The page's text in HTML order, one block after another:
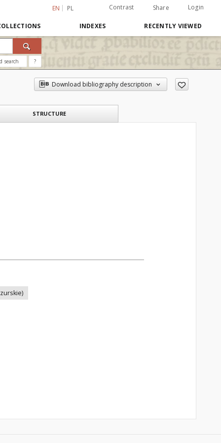
EN PL Contrast Share Login
INDEXES RECENTLY VIEWED
search ?
Download bibliography description
STRUCTURE